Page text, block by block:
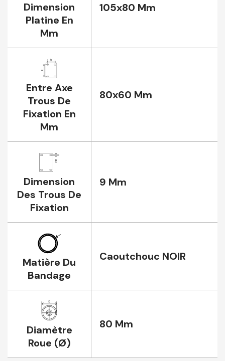
Dimension
Platine En
Mm
105x80 Mm
Entre Axe
Trous De
Fixation En
Mm
80x60 Mm
Dimension
Des Trous De
Fixation
9 Mm
Matière Du
Bandage
Caoutchouc NOIR
Diamètre
Roue (Ø)
80 Mm